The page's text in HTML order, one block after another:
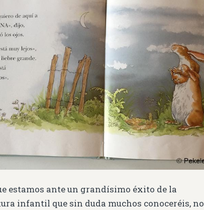
estamos ante un grandísimo éxito de la
infantil que sin duda muchos conoceréis, no